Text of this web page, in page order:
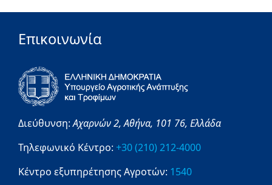
Επικοινωνία
Διεύθυνση:Αχαρνών 2,Αθήνα, 101 76, Ελλάδα
Τηλεφωνικό Κέντρο: +30 (210) 212-4000
Κέντρο εξυπηρέτησης Αγροτών: 1540